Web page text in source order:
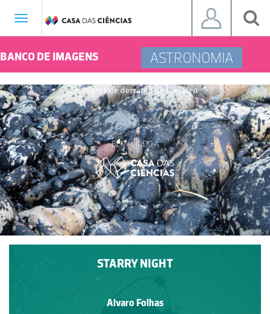
Toggle
BANCO DE IMAGENS ASTRONOMIA
Vestígios de derrame de fuelóleo
BEM-VINDO À
STARRY NIGHT
Alvaro Folhas